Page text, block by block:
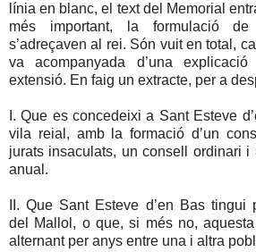
línia en blanc, el text del Memorial
més important, la formulació
s’adreçaven al rei. Són vuit en total,
va acompanyada d’una
extensió. En faig un extracte, per a
I. Que es concedeixi a Sant Esteve
vila reial, amb la formació d’un
jurats insaculats, un consell ordinari i
anual.
II. Que Sant Esteve d’en Bas tingui
del Mallol, o que, si més no,
alternant per anys entre una i altra